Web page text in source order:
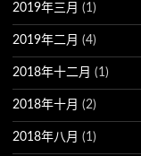
2019年三月 (1)
2019年二月 (4)
2018年十二月 (1)
2018年十月 (2)
2018年八月 (1)